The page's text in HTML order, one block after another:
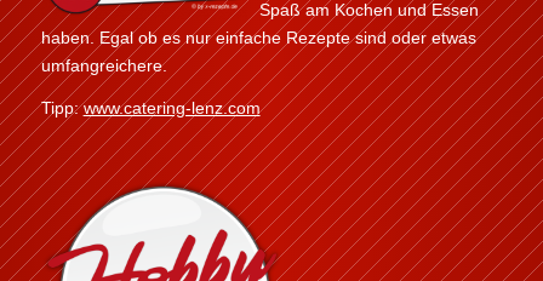
Spaß am Kochen und Essen
haben. Egal ob es nur einfache Rezepte sind oder etwas
umfangreichere.
Tipp:www.catering-lenz.com